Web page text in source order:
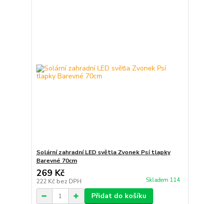
Solární zahradní LED světla Zvonek Psí tlapky
Barevné 70cm
269 Kč
222 Kč bez DPH Skladem 114
Přidat do košíku